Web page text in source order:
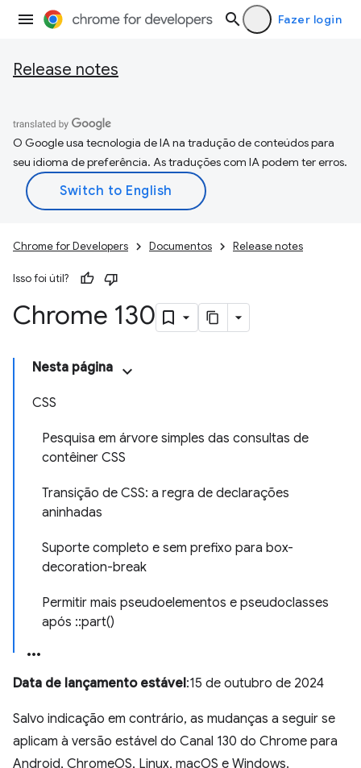
Fazer login
Release notes
O Google usa tecnologia de IA na tradução de conteúdos para
seu idioma de preferência. As traduções com IA podem ter erros.
Chrome for Developers Documentos Release notes
Isso foi útil?
Chrome 130
Nesta página
CSS
Pesquisa em árvore simples das consultas de
contêiner CSS
Transição de CSS: a regra de declarações
aninhadas
Suporte completo e sem prefixo para box-
decoration-break
Permitir mais pseudoelementos e pseudoclasses
após ::part()
Data de lançamento estável:15 de outubro de 2024
Salvo indicação em contrário, as mudanças a seguir se
aplicam à versão estável do Canal 130 do Chrome para
Android, ChromeOS, Linux, macOS e Windows.